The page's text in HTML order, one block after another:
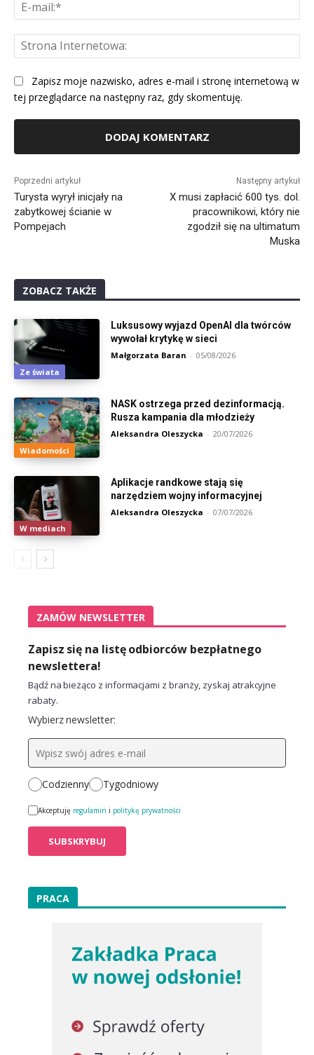
Zapisz moje nazwisko, adres e-mail i stronę internetową w
tej przeglądarce na następny raz, gdy skomentuję.
Poprzedni artykuł
Turysta wyrył inicjały na
zabytkowej ścianie w
Pompejach
Następny artykuł
X musi zapłacić 600 tys. dol.
pracownikowi, który nie
zgodził się na ultimatum
Muska
ZOBACZ TAKŻE
Ze świata
Luksusowy wyjazd OpenAI dla twórców
wywołał krytykę w sieci
Małgorzata Baran - 05/08/2026
Wiadomości
NASK ostrzega przed dezinformacją.
Rusza kampania dla młodzieży
Aleksandra Oleszycka - 20/07/2026
W mediach
Aplikacje randkowe stają się
narzędziem wojny informacyjnej
Aleksandra Oleszycka - 07/07/2026
ZAMÓW NEWSLETTER
Zapisz się na listę odbiorców bezpłatnego
newslettera!
Bądź na bieżąco z informacjami z branży, zyskaj atrakcyjne
rabaty.
Wybierz newsletter:
Codzienny Tygodniowy
Akceptuję regulamin i politykę prywatności
PRACA